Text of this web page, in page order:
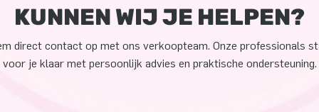
KUNNEN WIJ JE HELPEN?
direct contact op met ons verkoopteam. Onze professionals
voor je klaar met persoonlijk advies en praktische ondersteuning.